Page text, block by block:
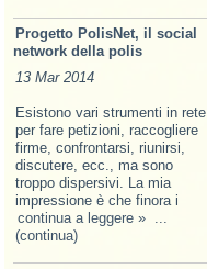
Progetto PolisNet, il social
network della polis
13 Mar 2014
Esistono vari strumenti in rete
per fare petizioni, raccogliere
firme, confrontarsi, riunirsi,
discutere, ecc., ma sono
troppo dispersivi. La mia
impressione è che finora i
continua a leggere » ...
(continua)